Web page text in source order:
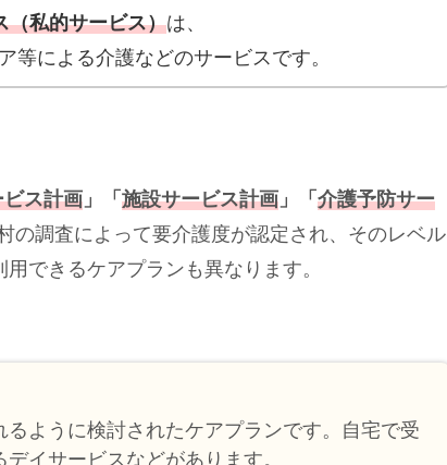
（私的サービス）は、
等による介護などのサービスです。
ス計画 」「 施設サービス計画 」「 介護予防サー
の調査によって要介護度が認定され、そのレベル
できるケアプランも異なります。
ように検討されたケアプランです。自宅で受
イサービスなどがあります。